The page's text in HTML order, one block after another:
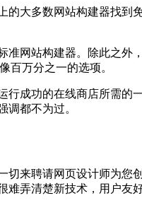
多数网站构建器找到
网站构建器。除此之外
百万分之一的选项。
功的在线商店所需的
都不为过。
聘请网页设计师为您
弄清楚新技术，用户友